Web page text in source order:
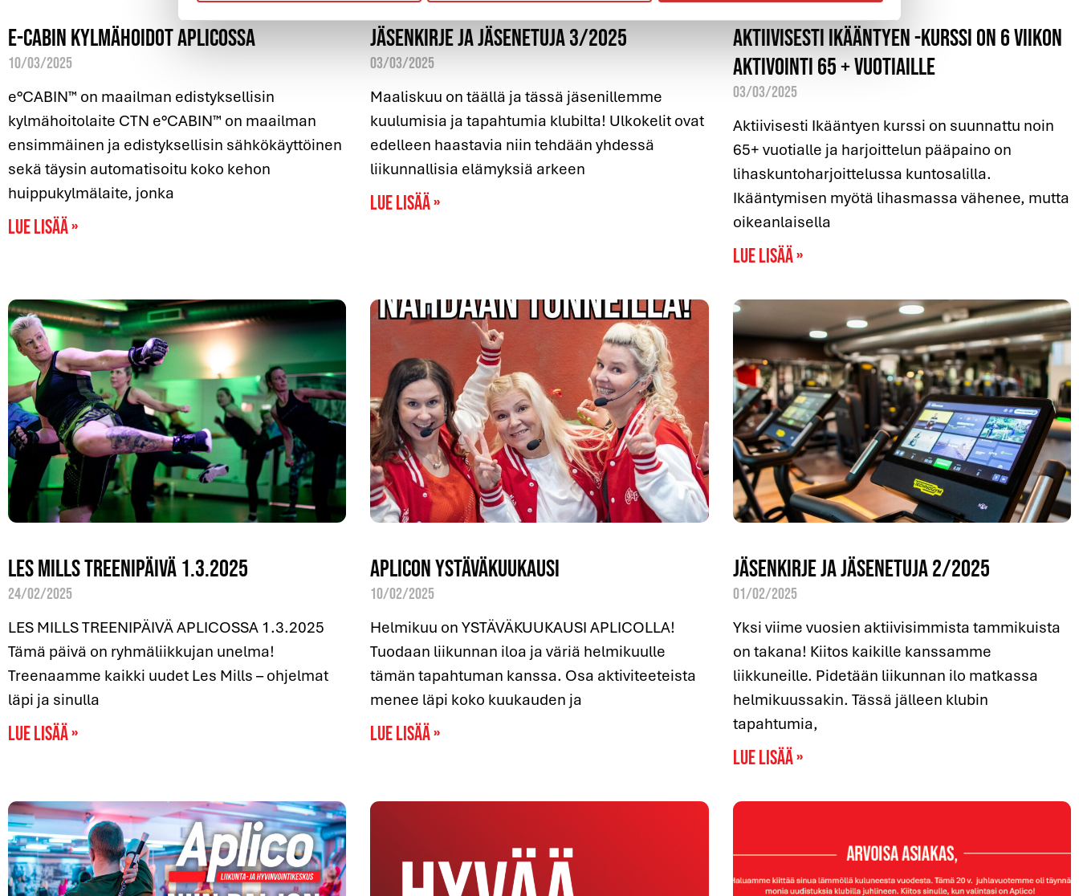
e-Cabin kylmähoidot Aplicossa
10/03/2025
e°CABIN™ on maailman edistyksellisin
kylmähoitolaite CTN e°CABIN™ on maailman
ensimmäinen ja edistyksellisin sähkökäyttöinen
sekä täysin automatisoitu koko kehon
huippukylmälaite, jonka
Lue lisää »
Jäsenkirje ja jäsenetuja 3/2025
03/03/2025
Maaliskuu on täällä ja tässä jäsenillemme
kuulumisia ja tapahtumia klubilta! Ulkokelit ovat
edelleen haastavia niin tehdään yhdessä
liikunnallisia elämyksiä arkeen
Lue lisää »
Aktiivisesti ikääntyen -kurssi on 6 viikon
aktivointi 65 + vuotiaille
03/03/2025
Aktiivisesti Ikääntyen kurssi on suunnattu noin
65+ vuotialle ja harjoittelun pääpaino on
lihaskuntoharjoittelussa kuntosalilla.
Ikääntymisen myötä lihasmassa vähenee, mutta
oikeanlaisella
Lue lisää »
Les Mills treenipäivä 1.3.2025
24/02/2025
LES MILLS TREENIPÄIVÄ APLICOSSA 1.3.2025
Tämä päivä on ryhmäliikkujan unelma!
Treenaamme kaikki uudet Les Mills – ohjelmat
läpi ja sinulla
Lue lisää »
Aplicon ystäväkuukausi
10/02/2025
Helmikuu on YSTÄVÄKUUKAUSI APLICOLLA!
Tuodaan liikunnan iloa ja väriä helmikuulle
tämän tapahtuman kanssa. Osa aktiviteeteista
menee läpi koko kuukauden ja
Lue lisää »
Jäsenkirje ja jäsenetuja 2/2025
01/02/2025
Yksi viime vuosien aktiivisimmista tammikuista
on takana! Kiitos kaikille kanssamme
liikkuneille. Pidetään liikunnan ilo matkassa
helmikuussakin. Tässä jälleen klubin
tapahtumia,
Lue lisää »